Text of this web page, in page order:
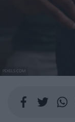
PEXELS.COM